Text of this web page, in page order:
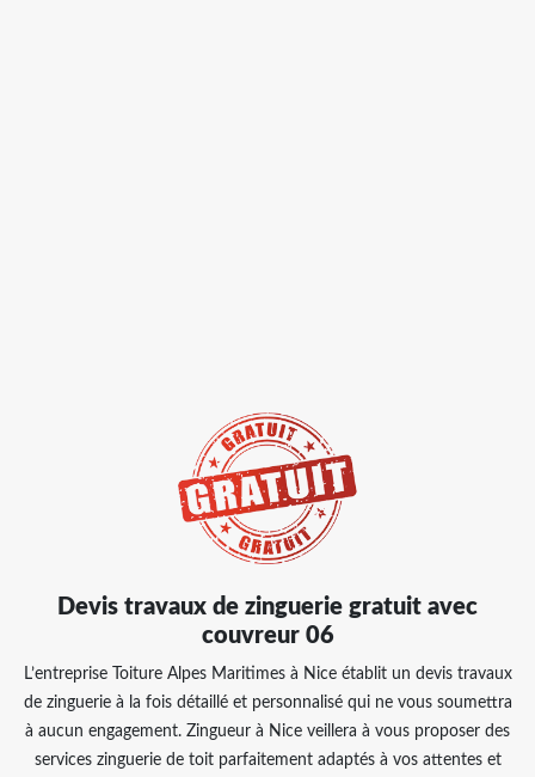
Devis travaux de zinguerie gratuit avec
couvreur 06
​​​​​​​L’entreprise Toiture Alpes Maritimes à Nice établit un devis travaux
de zinguerie à la fois détaillé et personnalisé qui ne vous soumettra
à aucun engagement. Zingueur à Nice veillera à vous proposer des
services zinguerie de toit parfaitement adaptés à vos attentes et